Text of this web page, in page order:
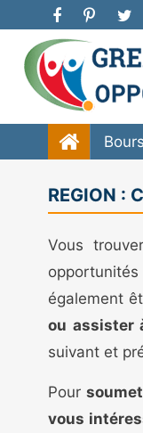
Great
Bourse
REGION :
Vous
également
ou assister
suivant et
Pour
vous